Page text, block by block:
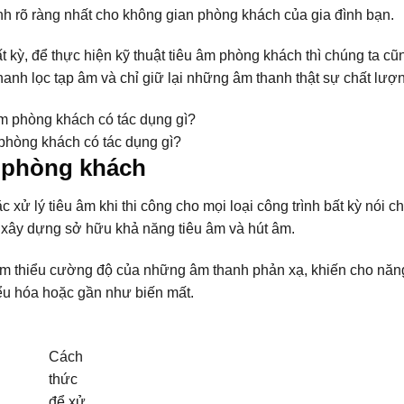
rõ ràng nhất cho không gian phòng khách của gia đình bạn.
để thực hiện kỹ thuật tiêu âm phòng khách thì chúng ta
lọc tạp âm và chỉ giữ lại những âm thanh thật sự chất
khách có tác dụng gì?
khách
xử lý tiêu âm khi thi công cho mọi loại công trình bất kỳ nói
dựng sở hữu khả năng tiêu âm và hút âm.
thiểu cường độ của những âm thanh phản xạ, khiến cho
hóa hoặc gần như biến mất.
Cách
thức